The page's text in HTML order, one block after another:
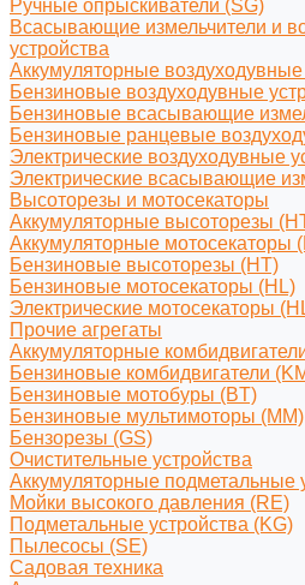
Ручные опрыскиватели (SG)
Всасывающие измельчители и
устройства
Аккумуляторные воздуходувные
Бензиновые воздуходувные
Бензиновые всасывающие
Бензиновые ранцевые
Электрические воздуходувные
Электрические всасывающие
Высоторезы и мотосекаторы
Аккумуляторные высоторезы
Аккумуляторные мотосекаторы
Бензиновые высоторезы (HT)
Бензиновые мотосекаторы (HL)
Электрические мотосекаторы
Прочие агрегаты
Аккумуляторные
Бензиновые комбидвигатели
Бензиновые мотобуры (BT)
Бензиновые мультимоторы (MM)
Бензорезы (GS)
Очистительные устройства
Аккумуляторные подметальные
Мойки высокого давления (RE)
Подметальные устройства (KG)
Пылесосы (SE)
Садовая техника